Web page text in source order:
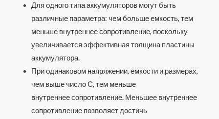
Для одного типа аккумуляторов могут быть
различные параметра: чем больше емкость, тем
меньше внутреннее сопротивление, поскольку
увеличивается эффективная толщина пластины
аккумулятора.
При одинаковом напряжении, емкости и размерах,
чем выше число С, тем меньше
внутреннее сопротивление. Меньшее внутреннее
сопротивление позволяет достичь